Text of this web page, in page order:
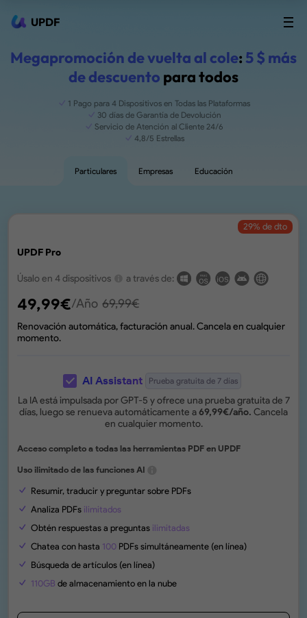
UPDF
Megapromoción de vuelta al cole: 5 $ más
de descuento para todos
1 Pago para 4 Dispositivos en Todas las Plataformas
30 días de Garantía de Devolución
Servicio de Atención al Cliente 24/6
4,8/5 Estrellas
Particulares Empresas Educación
UPDF Pro
29% de dto
Úsalo en 4 dispositivos a través de:
49,99€/Año 69,99€
Renovación automática, facturación anual. Cancela en cualquier
momento.
AI Assistant Prueba gratuita de 7 días
La IA está impulsada por GPT-5 y ofrece una prueba gratuita de 7
días, luego se renueva automáticamente a69,99€/año. Cancela
en cualquier momento.
Acceso completo a todas las herramientas PDF en UPDF
Uso ilimitado de las funciones AI
Resumir, traducir y preguntar sobre PDFs
Analiza PDFs ilimitados
Obtén respuestas a preguntas ilimitadas
Chatea con hasta 100 PDFs simultáneamente (en línea)
Búsqueda de artículos (en línea)
110GB de almacenamiento en la nube